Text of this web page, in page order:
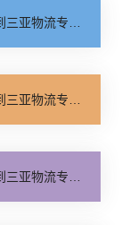
线_市县派送「需要几天」
_门到门配送「放心物流」
线_要几天到「全境到达」